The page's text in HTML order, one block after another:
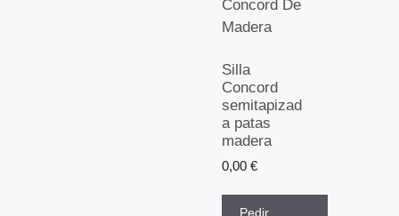
Silla
Concord
semitapizad
a patas
madera
0,00 €
Pedir